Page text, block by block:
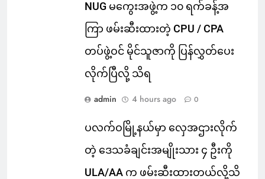
NUG မကွေးအဖွဲ့က ၁၀ ရက်ခန့်အ
ကြာ ဖမ်းဆီးထားတဲ့ CPU / CPA
တပ်ဖွဲ့ဝင် မိုင်သူဇာကို ပြန်လွှတ်ပေး
လိုက်ပြီလို့ သိရ
admin 4 hours ago 0
ပလက်ဝမြို့နယ်မှာ လှေအဌားလိုက်
တဲ့ ဒေသခံချင်းအမျိုးသား ၄ ဦးကို
ULA/AA က ဖမ်းဆီးထားတယ်လို့သိ